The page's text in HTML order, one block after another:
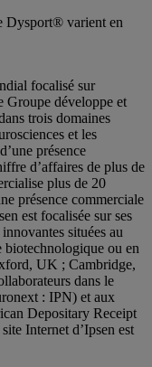
Dysport® varient en
focalisé sur
Groupe développe et
trois domaines
et les
présence
d’affaires de plus de
plus de 20
présence commerciale
est focalisée sur ses
situées au
biotechnologique ou en
UK ; Cambridge,
dans le
: IPN) et aux
Depositary Receipt
Internet d’Ipsen est